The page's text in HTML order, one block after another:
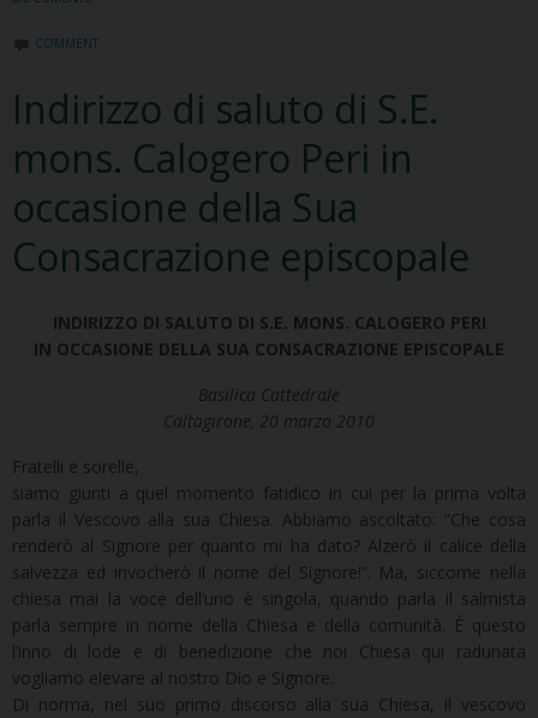
COMMENT
Indirizzo di saluto di S.E.
mons. Calogero Peri in
occasione della Sua
Consacrazione episcopale
INDIRIZZO DI SALUTO DI S.E. MONS. CALOGERO PERI
IN OCCASIONE DELLA SUA CONSACRAZIONE EPISCOPALE
Basilica Cattedrale
Caltagirone, 20 marzo 2010
Fratelli e sorelle,
siamo giunti a quel momento fatidico in cui per la prima volta
parla il Vescovo alla sua Chiesa. Abbiamo ascoltato: “Che cosa
renderò al Signore per quanto mi ha dato? Alzerò il calice della
salvezza ed invocherò il nome del Signore!”. Ma, siccome nella
chiesa mai la voce dell’uno è singola, quando parla il salmista
parla sempre in nome della Chiesa e della comunità. È questo
l’inno di lode e di benedizione che noi Chiesa qui radunata
vogliamo elevare al nostro Dio e Signore.
Di norma, nel suo primo discorso alla sua Chiesa, il vescovo